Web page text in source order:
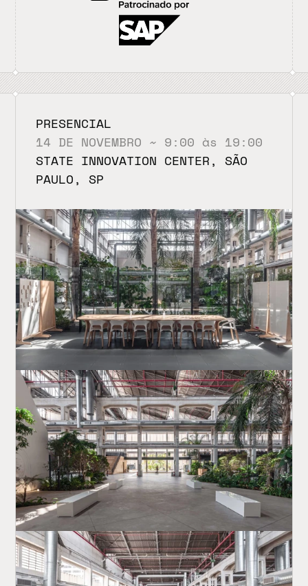
PRESENCIAL
14 DE NOVEMBRO ~ 9:00 às 19:00
STATE INNOVATION CENTER, SÃO
PAULO, SP